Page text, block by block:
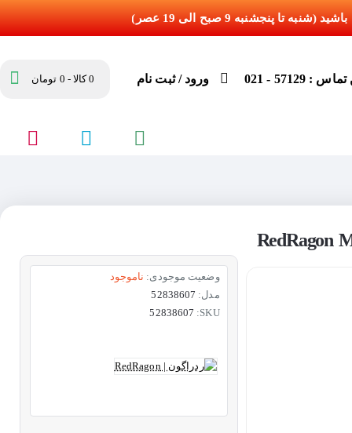
: 57129 - 021 ورود / ثبت نام 0 کالا - 0 تومان
وضعیت موجودی: ناموجود
مدل: 52838607
SKU:
52838607